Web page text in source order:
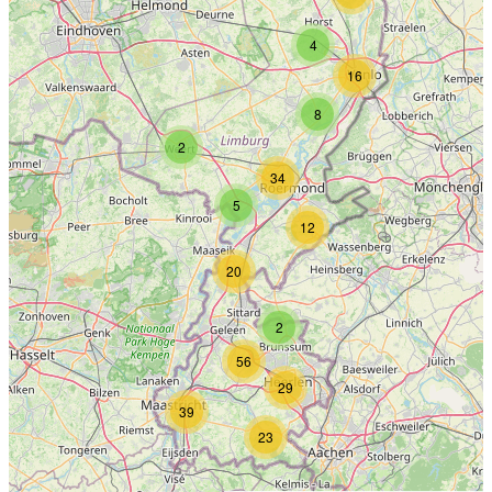
8
4
16
2
39
5
20
12
34
2
29
23
56